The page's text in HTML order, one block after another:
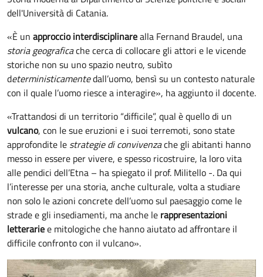
dell'Università di Catania.
«È un approccio interdisciplinarealla Fernand Braudel, una
storia geograficache cerca di collocare gli attori e le vicende
storiche non su uno spazio neutro, subìto
deterministicamentedall’uomo, bensì su un contesto naturale
con il quale l’uomo riesce a interagire», ha aggiunto il docente.
«Trattandosi di un territorio “difficile”, qual è quello di un
vulcano, con le sue eruzioni e i suoi terremoti, sono state
approfondite le strategie di convivenzache gli abitanti hanno
messo in essere per vivere, e spesso ricostruire, la loro vita
alle pendici dell’Etna – ha spiegato il prof. Militello -. Da qui
l’interesse per una storia, anche culturale, volta a studiare
non solo le azioni concrete dell’uomo sul paesaggio come le
strade e gli insediamenti, ma anche le rappresentazioni
letterariee mitologiche che hanno aiutato ad affrontare il
difficile confronto con il vulcano».